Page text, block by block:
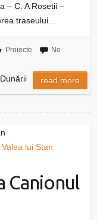
– C. A Rosetii –
traseului…
Proiecte
No
read more
Canionul